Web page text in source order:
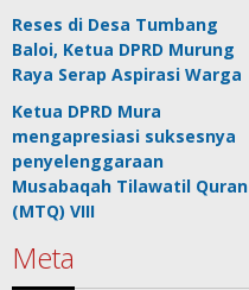
Reses di Desa Tumbang
Baloi, Ketua DPRD Murung
Raya Serap Aspirasi Warga
Ketua DPRD Mura
mengapresiasi suksesnya
penyelenggaraan
Musabaqah Tilawatil Quran
(MTQ) VIII
Meta